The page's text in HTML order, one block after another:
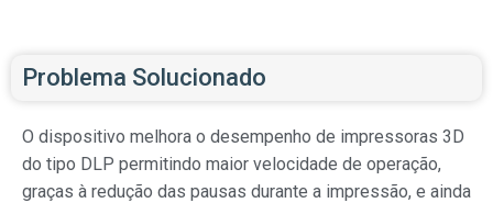
Problema Solucionado
O dispositivo melhora o desempenho de impressoras 3D
do tipo DLP permitindo maior velocidade de operação,
graças à redução das pausas durante a impressão, e ainda